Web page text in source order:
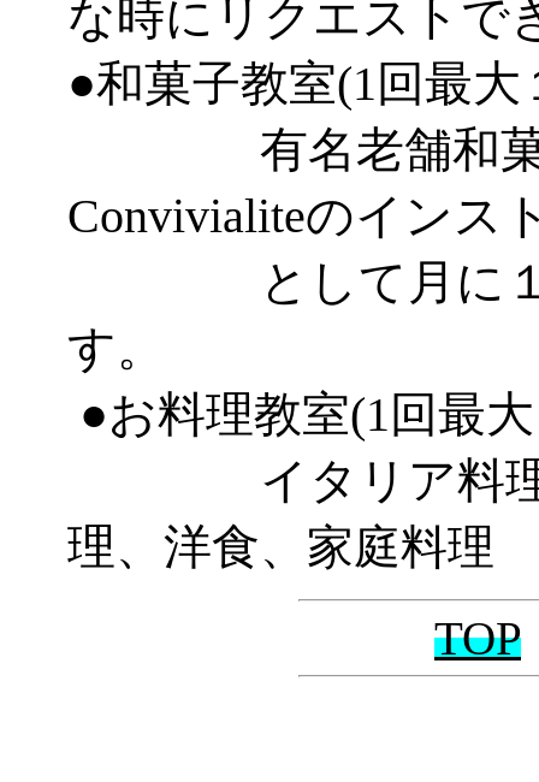
な時にリクエストで
●和菓子教室(1回最大
有名老舗和菓子
Convivialiteのインス
として月に１～
す。
●お料理教室(1回最
イタリア料理、
理、洋食、家庭料理
TOP